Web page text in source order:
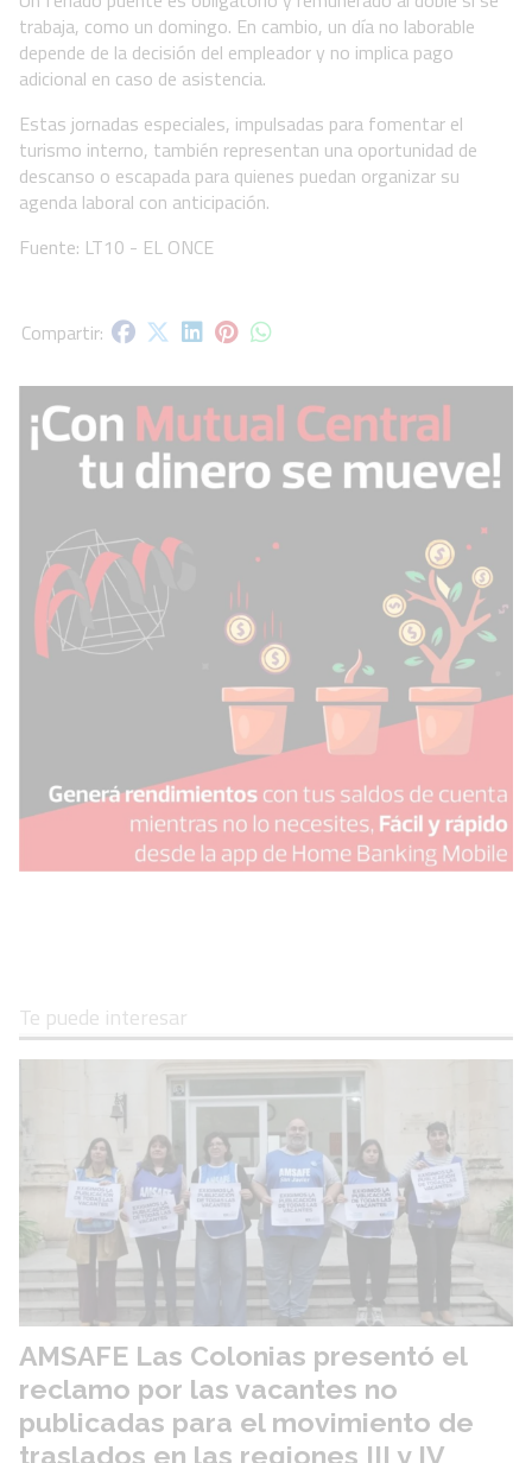
trabaja, como un domingo. En cambio, un día no laborable
depende de la decisión del empleador y no implica pago
adicional en caso de asistencia.
Estas jornadas especiales, impulsadas para fomentar el
turismo interno, también representan una oportunidad de
descanso o escapada para quienes puedan organizar su
agenda laboral con anticipación.
Fuente: LT10 - EL ONCE
Te puede interesar
AMSAFE Las Colonias presentó el
reclamo por las vacantes no
publicadas para el movimiento de
traslados en las regiones III y IV